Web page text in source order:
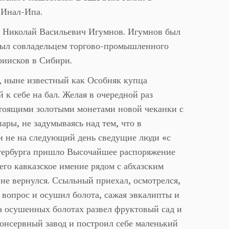
Инал-Ипа.
Васильевич Игумнов. Игумнов был
совладельцем торгово-промышленного
в Сибири.
известный как Особняк купца
себе на бал. Желая в очередной раз
золотыми монетами новой чеканки с
не задумываясь над тем, что в
не на следующий день сведущие люди «с
пришло Высочайшее распоряжение
кавказское имение рядом с абхазским
вернулся. Ссыльный приехал, осмотрелся,
и осушил болота, сажая эвкалипты и
болотах развел фруктовый сад и
завод и построил себе маленький